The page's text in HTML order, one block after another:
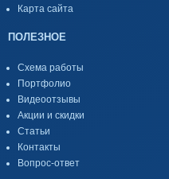
Карта сайта
ПОЛЕЗНОЕ
Схема работы
Портфолио
Видеоотзывы
Акции и скидки
Статьи
Контакты
Вопрос-ответ